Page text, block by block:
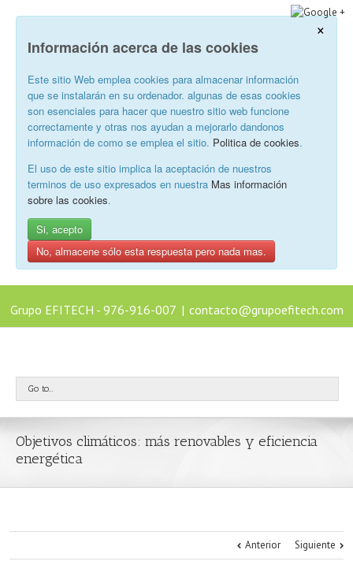
×
Información acerca de las cookies
Este sitio Web emplea cookies para almacenar información
que se instalarán en su ordenador. algunas de esas cookies
son esenciales para hacer que nuestro sitio web funcione
correctamente y otras nos ayudan a mejorarlo dandonos
información de como se emplea el sitio. Politica de cookies.
El uso de este sitio implica la aceptación de nuestros
terminos de uso expresados en nuestra Mas información
sobre las cookies.
Si, acepto
No, almacene sólo esta respuesta pero nada mas.
Grupo EFITECH - 976-916-007 | contacto@grupoefitech.com
Go to...
Objetivos climáticos: más renovables y eficiencia
energética
Anterior Siguiente